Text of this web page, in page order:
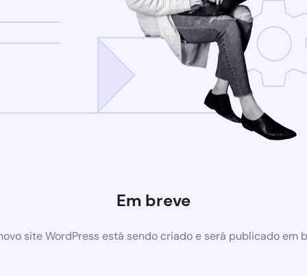
Em breve
site WordPress está sendo criado e será publicado em